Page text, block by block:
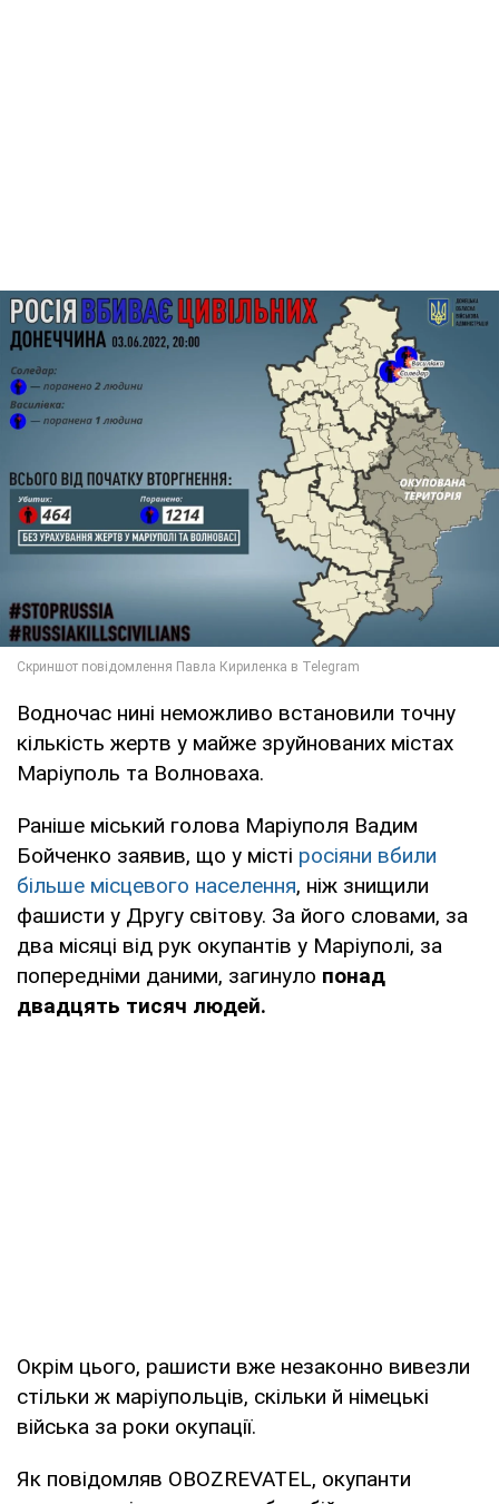
Водночас нині неможливо встановили точну
кількість жертв у майже зруйнованих містах
Маріуполь та Волноваха.
Раніше міський голова Маріуполя Вадим
Бойченко заявив, що у місті росіяни вбили
більше місцевого населення, ніж знищили
фашисти у Другу світову. За його словами, за
два місяці від рук окупантів у Маріуполі, за
попередніми даними, загинуло понад
двадцять тисяч людей.
Окрім цього, рашисти вже незаконно вивезли
стільки ж маріупольців, скільки й німецькі
війська за роки окупації.
Як повідомляв OBOZREVATEL, окупанти